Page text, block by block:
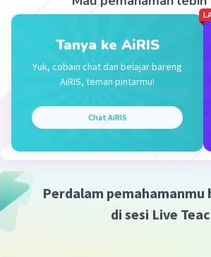
Tanya ke AiRIS
Yuk, cobain chat dan belajar bareng
AiRIS, teman pintarmu!
Chat AiRIS
Perdalam
di sesi Live